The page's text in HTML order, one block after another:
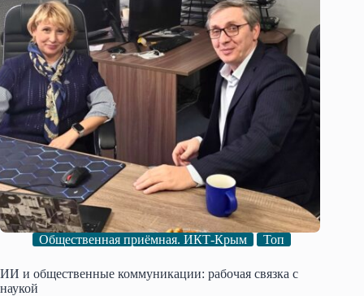
Общественная приёмная. ИКТ-Крым Топ
ИИ и общественные коммуникации: рабочая связка с
наукой